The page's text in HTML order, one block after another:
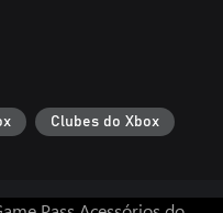
Clubes do Xbox